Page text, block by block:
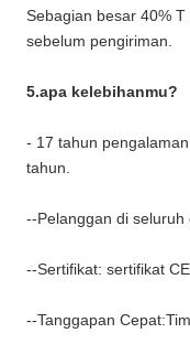
Sebagian besar 40%
sebelum pengiriman.
5.apa kelebihanmu?
- 17 tahun
tahun.
--Pelanggan di seluruh
--Sertifikat: sertifikat CE
--Tanggapan